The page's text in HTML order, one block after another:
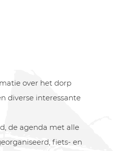
over het dorp
diverse interessante
de agenda met alle
fiets- en